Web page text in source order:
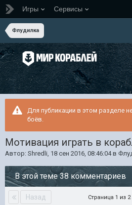
Игры Сервисы
Флудилка
Для публикации в этом разделе
боёв.
Мотивация играть в
Автор: Shredli, 18 сен 2016, 08:46:04в
В этой теме 38 комментариев
Назад Страница 1 из 2